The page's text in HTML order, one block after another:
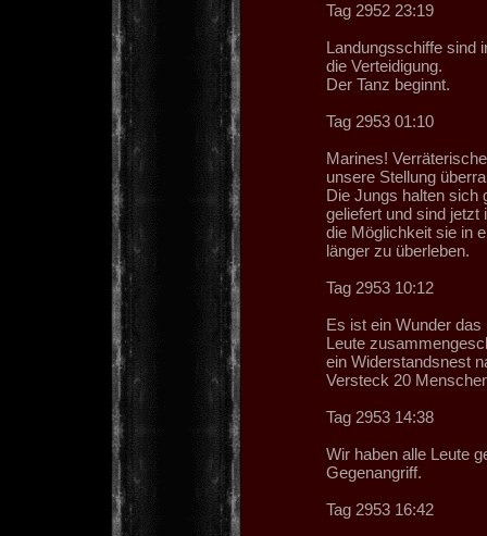
Tag 2952 23:19
Landungsschiffe sind
die Verteidigung.
Der Tanz beginnt.
Tag 2953 01:10
Marines!
unsere Stellung
Die Jungs halten sich
geliefert und sind jetzt
die Möglichkeit sie in
länger zu überleben.
Tag 2953 10:12
Es ist ein Wunder
Leute
ein Widerstandsnest
Versteck 20
Tag 2953 14:38
Wir haben alle Leute
Gegenangriff.
Tag 2953 16:42